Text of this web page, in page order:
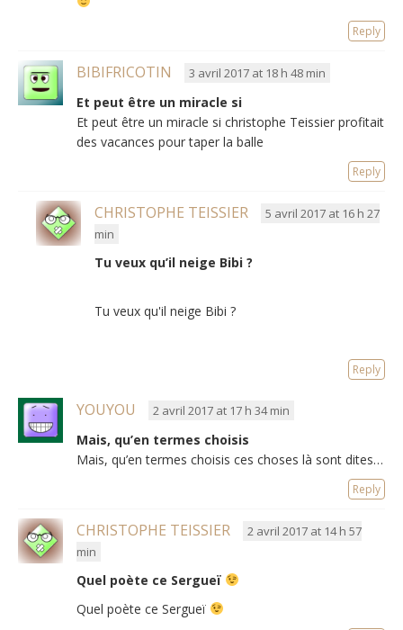
Reply
BIBIFRICOTIN 3 avril 2017 at 18 h 48 min
Et peut être un miracle si
Et peut être un miracle si christophe Teissier profitait
des vacances pour taper la balle
Reply
CHRISTOPHE TEISSIER
5 avril 2017 at 16 h 27
min
Tu veux qu’il neige Bibi ?
Tu veux qu'il neige Bibi ?
Reply
YOUYOU 2 avril 2017 at 17 h 34 min
Mais, qu’en termes choisis
Mais, qu’en termes choisis ces choses là sont dites…
Reply
CHRISTOPHE TEISSIER
2 avril 2017 at 14 h 57
min
Quel poète ce Sergueï
Quel poète ce Sergueï